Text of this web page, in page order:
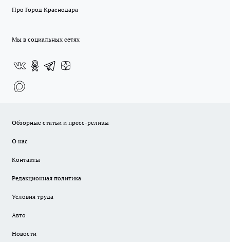
Про Город Краснодара
Мы в социальных сетях
Обзорные статьи и пресс-релизы
О нас
Контакты
Редакционная политика
Условия труда
Авто
Новости